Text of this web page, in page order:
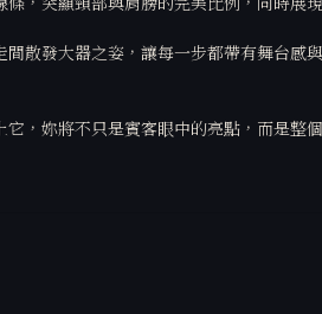
散發大器之姿，讓每一步都帶有舞台感
，妳將不只是賓客眼中的亮點，而是整